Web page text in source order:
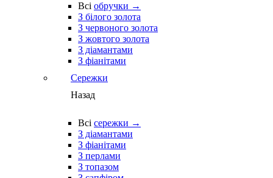
Всі обручки →
З білого золота
З червоного золота
З жовтого золота
З діамантами
З фіанітами
Сережки
Назад
Всі сережки →
З діамантами
З фіанітами
З перлами
З топазом